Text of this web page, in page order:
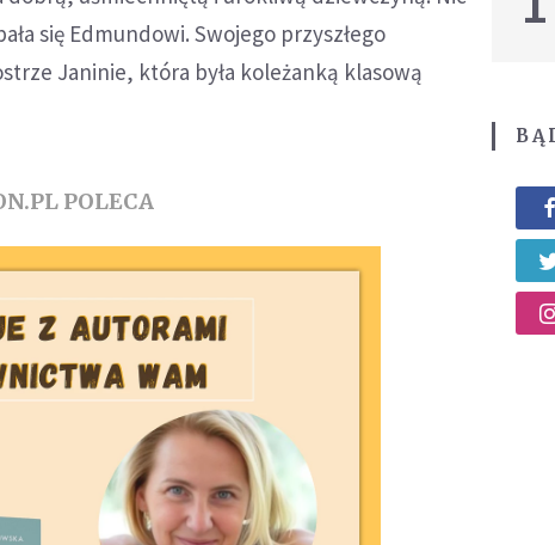
się Edmundowi. Swojego przyszłego
Janinie, która była koleżanką klasową
POLECA